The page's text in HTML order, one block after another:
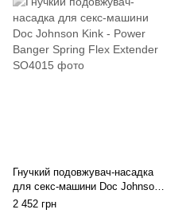
Гнучкий подовжувач-насадка
для секс-машини Doc Johnson
Kink - Power Banger Spring Flex
2 452 грн